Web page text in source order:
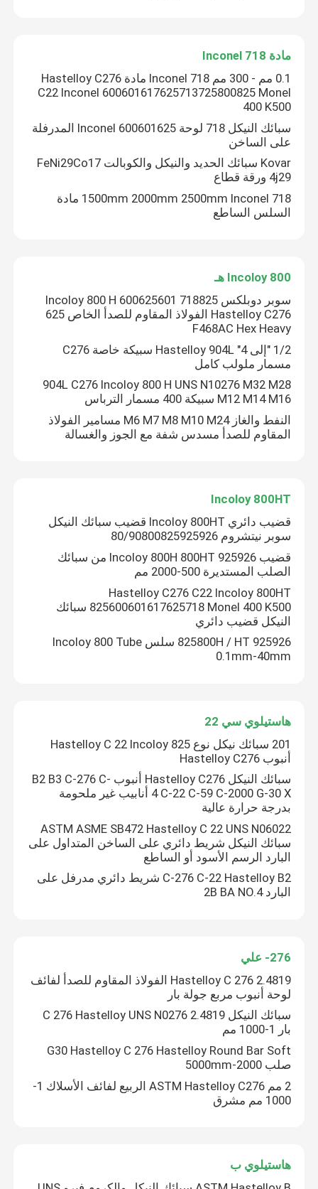
مسكن
منتجات
معلومات عنا
مراقبة الجودة
اتصل بنا
مادة Inconel 600
مادة Inconel 625
مادة Inconel 718
مادة Inconel 718
0.1 مم - 300 مم Inconel 718 مادة Hastelloy C276
C22 Inconel 600601617625713725800825 Monel
400 K500
سبائك النيكل 718 لوحة Inconel 600601625 المدرفلة
على الساخن
Kovar سبائك الحديد والنيكل والكوبالت FeNi29Co17
4j29 ورقة قطاع
1500mm 2000mm 2500mm Inconel 718 مادة
السلس الساطع
Incoloy 800 هـ
سوبر دوبلكس 718825 Incoloy 800 H 600625601
Hastelloy C276 الفولاذ المقاوم للصدأ الخاص 625
F468AC Hex Heavy
1/2 "إلى 4" Hastelloy 904L سبيكة خاصة C276
مسمار ملولب كامل
904L C276 Incoloy 800 H UNS N10276 M32 M28
M12 M14 M16 سبيكة 400 مسمار الترباس
النفط والغاز M6 M7 M8 M10 M24 مسامير الفولاذ
المقاوم للصدأ مسدس شفة مع الجوز والغسالة
Incoloy 800HT
قضيب دائري Incoloy 800HT قضيب سبائك النيكل
سوبر نيتشروم 80/90800825925926
قضيب Incoloy 800H 800HT 925926 من سبائك
الصلب المستديرة 500-2000 مم
Hastelloy C276 C22 Incoloy 800HT
825600601617625718 Monel 400 K500 سبائك
النيكل قضيب دائري
825800H / HT 925926 سلس Incoloy 800 Tube
0.1mm-40mm
هاستيلوي سي 22
201 سبائك نيكل نوع Hastelloy C 22 Incoloy 825
أنبوب Hastelloy C276
سبائك النيكل Hastelloy C276 أنبوب B2 B3 C-276 C-
4 C-22 C-59 C-2000 G-30 X أنابيب غير ملحومة
بدرجة حرارة عالية
ASTM ASME SB472 Hastelloy C 22 UNS N06022
سبائك النيكل شريط دائري على الساخن المتداول على
البارد الرسم الأسود أو الساطع
C-276 C-22 Hastelloy B2 شريط دائري مدرفل على
البارد 2B BA NO.4
276- علي
2.4819 Hastelloy C 276 الفولاذ المقاوم للصدأ لفائف
لوحة أنبوب مربع جولة بار
سبائك النيكل C 276 Hastelloy UNS N0276 2.4819
بار 1-1000 مم
G30 Hastelloy C 276 Hastelloy Round Bar Soft
صلب 2000-5000mm
2 مم ASTM Hastelloy C276 الربيع لفائف الأسلاك 1-
1000 مم مشرق
هاستيلوي ب